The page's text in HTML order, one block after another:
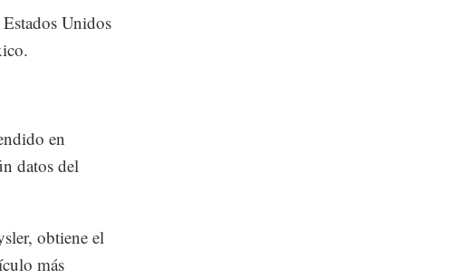
Unidos
en
datos del
obtiene el
más